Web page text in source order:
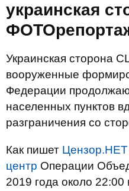
украинская
Украинская сторона
вооруженные
Федерации
населенных пунктов
разграничения со
Как пишет Цензор.НЕТ
центр Операции
2019 года около